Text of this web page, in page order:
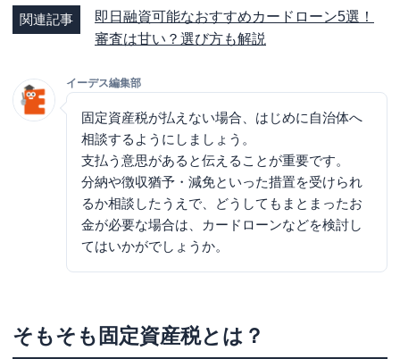
関連記事
即日融資可能なおすすめカードローン5選！
審査は甘い？選び方も解説
イーデス編集部
固定資産税が払えない場合、はじめに自治体へ
相談するようにしましょう。
支払う意思があると伝えることが重要です。
分納や徴収猶予・減免といった措置を受けられ
るか相談したうえで、どうしてもまとまったお
金が必要な場合は、カードローンなどを検討し
てはいかがでしょうか。
そもそも固定資産税とは？